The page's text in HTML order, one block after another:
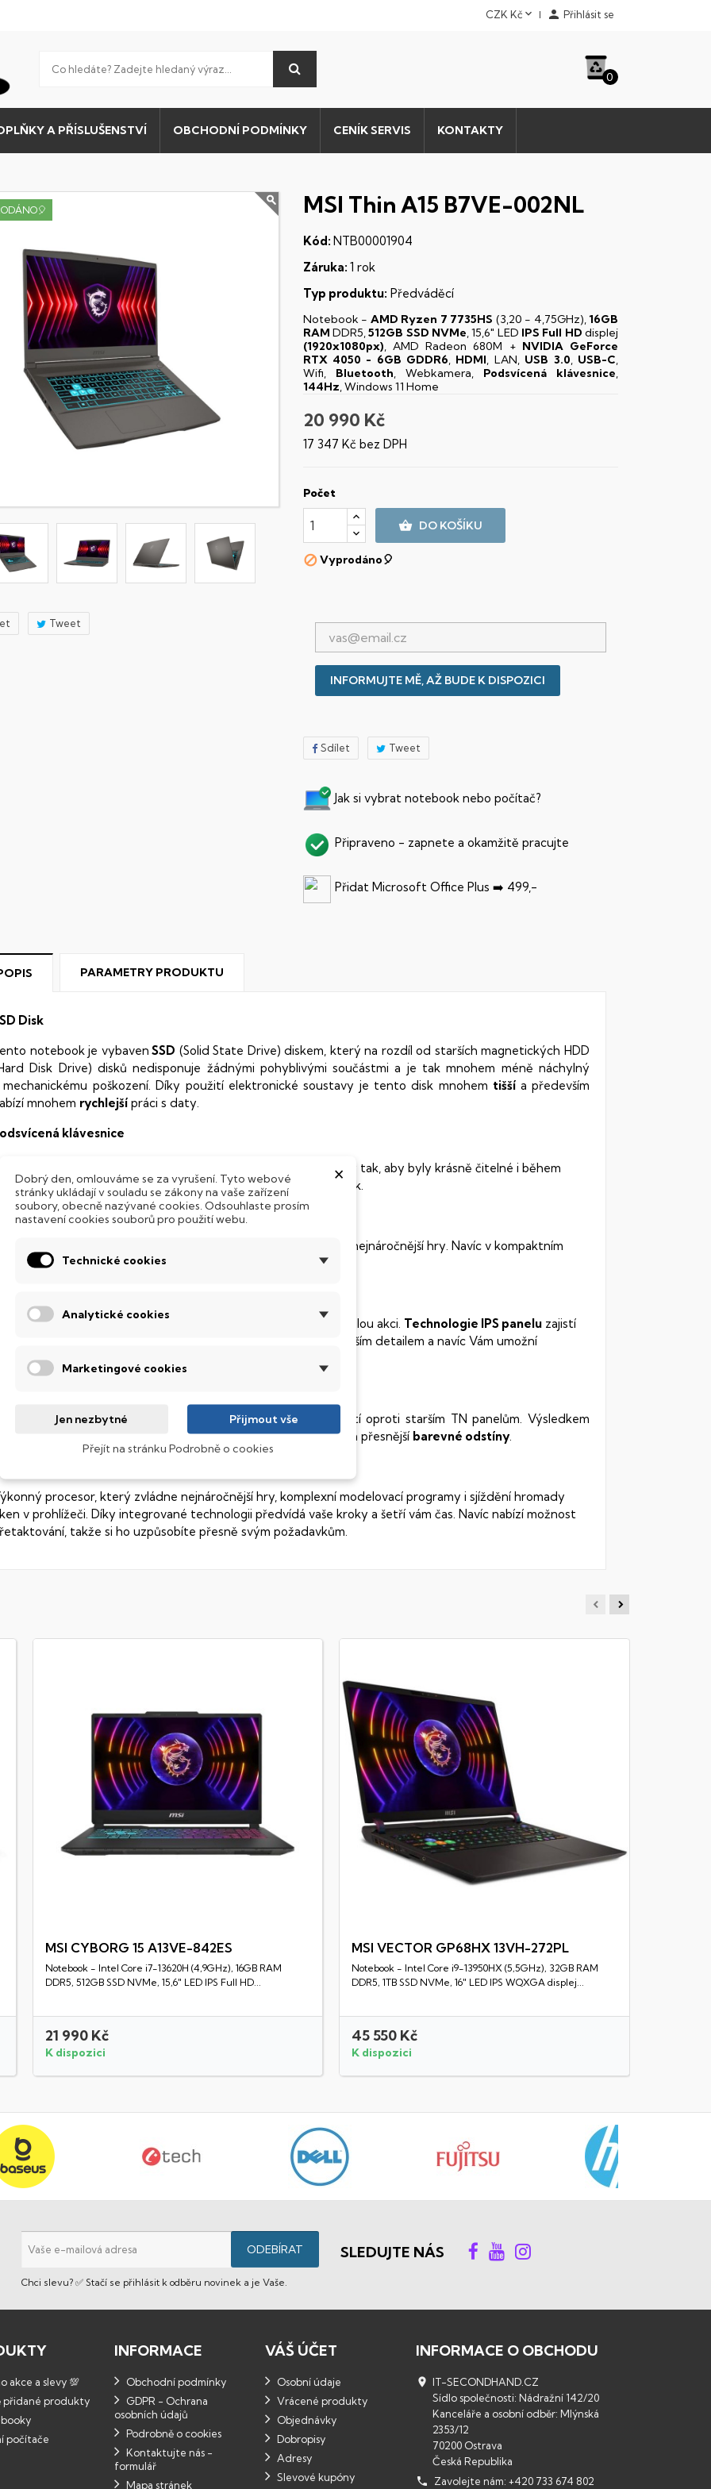
CZK Kč  Přihlásit se
0
A PŘÍSLUŠENSTVÍ OBCHODNÍ PODMÍNKY CENÍK SERVIS KONTAKTY
Tweet
MSI Thin A15 B7VE-002NL
Kód: NTB00001904
Záruka: 1 rok
Typ produktu: Předváděcí
Notebook - AMD Ryzen 7 7735HS (3,20 - 4,75GHz),16GB
RAM DDR5,512GB SSD NVMe, 15,6" LED IPS Full HD displej
(1920x1080px), AMD Radeon 680M + NVIDIA GeForce
RTX 4050 - 6GB GDDR6, HDMI, LAN, USB 3.0, USB-C,
Wifi, Bluetooth, Webkamera, Podsvícená klávesnice,
144Hz, Windows 11 Home
20 990 Kč
17 347 Kč bez DPH
Počet
 DO KOŠÍKU
Vyprodáno🎈
INFORMUJTE MĚ, AŽ BUDE K DISPOZICI
Sdílet Tweet
Jak si vybrat notebook nebo počítač?
Připraveno - zapnete a okamžitě pracujte
Přidat Microsoft Office Plus ➡️ 499,-
PARAMETRY PRODUKTU
Disk
notebook je vybaven SSD (Solid State Drive) diskem, který na rozdíl od starších magnetických HDD
Disk Drive) disků nedisponuje žádnými pohyblivými součástmi a je tak mnohem méně náchylný
poškození. Díky použití elektronické soustavy je tento disk mnohem tišší a především
mnohem rychlejší práci s daty.
klávesnice
systém úsporných LED diod osvítí jednotlivé klávesy tak, aby byly krásně čitelné i během
noci, stále však decentně, aby nikterak nedráždily Váš zrak.
Thin
počítač s kvalitní klávesnicí a 3D zvukem, který utáhne i ty nejnáročnější hry. Navíc v kompaktním
těle.
frekvence 144 Hz
s obnovovací frekvencí144 Hz , který nabízí dokonale plynulou akci. Technologie IPS panelu zajistí
nádherné barvy, ostře čistý obraz s každým sebejemnějším detailem a navíc Vám umožní
obraz z jakéhokoliv úhlu
technologie IPS
krystaly disponují zcela odlišnou světelnou propustností oproti starším TN panelům. Výsledkem
široké pozorovací úhly (téměr 180°), lepší úroveňkontrastu a přesnější barevné odstíny
Ryzen™ 7
procesor, který zvládne nejnáročnější hry, komplexní modelovací programy i sjíždění hromady
v prohlížeči. Díky integrované technologii předvídá vaše kroky a šetří vám čas. Navíc nabízí možnost
takže si ho uzpůsobíte přesně svým požadavkům.
Rychlý náhled
MSI CYBORG 15 A13VE-842ES
Notebook - Intel Core i7-13620H (4,9GHz), 16GB RAM
DDR5, 512GB SSD NVMe, 15,6" LED IPS Full HD...
21 990 Kč
K dispozici
Rychlý náhled
MSI VECTOR GP68HX 13VH-272PL
Notebook - Intel Core i9-13950HX (5,5GHz), 32GB RAM
DDR5, 1TB SSD NVMe, 16" LED IPS WQXGA displej...
45 550 Kč
K dispozici
Chci slevu? ✅ Stačí se přihlásit k odběru novinek a je Vaše.
SLEDUJTE NÁS
akce a slevy 💯
přidané produkty
počítače
INFORMACE
Obchodní podmínky
GDPR - Ochrana
osobních údajů
Podrobně o cookies
Kontaktujte nás -
formulář
Mapa stránek
VÁŠ ÚČET
Osobní údaje
Vrácené produkty
Objednávky
Dobropisy
Adresy
Slevové kupóny
INFORMACE O OBCHODU
 IT-SECONDHAND.CZ
Sídlo společnosti: Nádražní 142/20
Kanceláře a osobní odběr: Mlýnská
2353/12
70200 Ostrava
Česká Republika

Zavolejte nám: +420 733 674 802
×
Dobrý den, omlouváme se za vyrušení. Tyto webové
stránky ukládají v souladu se zákony na vaše zařízení
soubory, obecně nazývané cookies. Odsouhlaste prosím
nastavení cookies souborů pro použití webu.
Technické cookies
Analytické cookies
Marketingové cookies
Jen nezbytné Přijmout vše
Přejít na stránku Podrobně o cookies